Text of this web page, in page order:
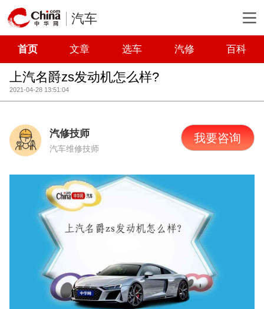
汽车
首页 文章 选车 汽修 百科
上汽名爵zs发动机怎么样?
2021-04-28 13:51:04
汽修技师
汽车维修技师
我要咨询